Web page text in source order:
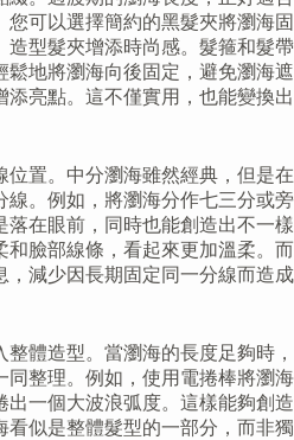
可以選擇簡約的黑髮夾將瀏海固
造型髮夾增添時尚感。髮箍和髮帶
地將瀏海向後固定，避免瀏海遮
亮點。這不僅實用，也能變換出
置。中分瀏海雖然經典，但是在
線。例如，將瀏海分作七三分或旁
在眼前，同時也能創造出不一樣
和臉部線條，看起來更加溫柔。而
，減少因長期固定同一分線而造成
體造型。當瀏海的長度足夠時，
同整理。例如，使用電捲棒將瀏海
一個大波浪弧度。這樣能夠創造
看似是整體髮型的一部分，而非獨